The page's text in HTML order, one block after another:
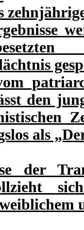
den
als
der